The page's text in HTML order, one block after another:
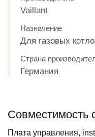
Vaillant
Назначение
Для газовых
Страна
Германия
Совместимость
Плата управления,